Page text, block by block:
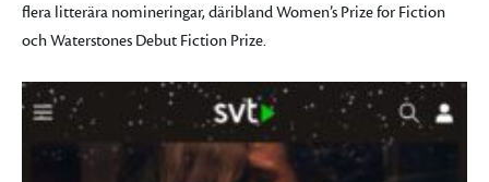
flera litterära nomineringar, däribland Women’s Prize for Fiction
och Waterstones Debut Fiction Prize.